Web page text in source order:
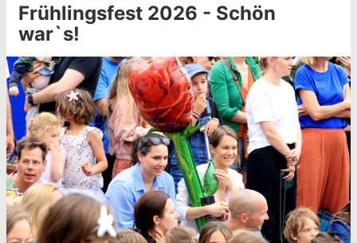
Frühlingsfest 2026 - Schön
war`s!